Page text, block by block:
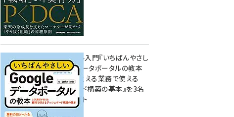
無料BIツール入門『いちばんやさし
いGoogleデータポータルの教本
人気講師が教える業務で使える
ダッシュボード構築の基本』を3名
様にプレゼント
7月31日 10:00